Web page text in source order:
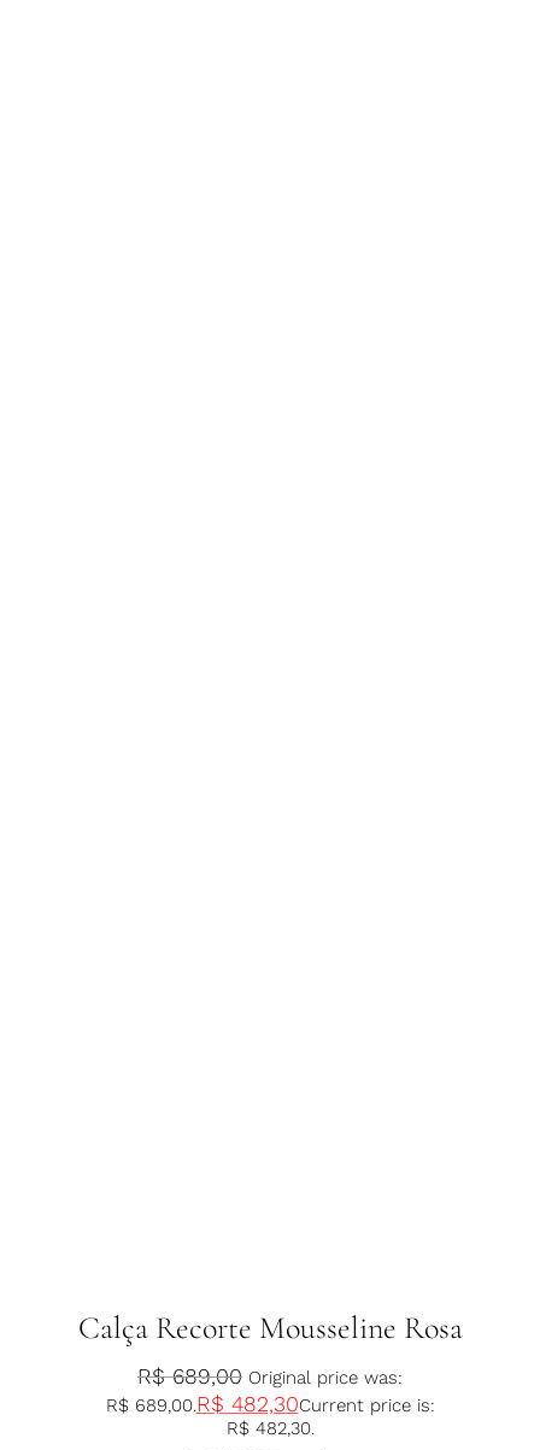
Calça Recorte Mousseline Rosa
R$689,00 Original price was:
R$ 689,00.R$ 482,30Current price is:
R$ 482,30.